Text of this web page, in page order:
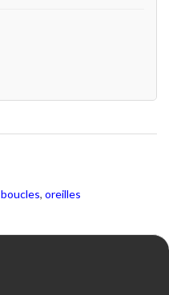
boucles, oreilles